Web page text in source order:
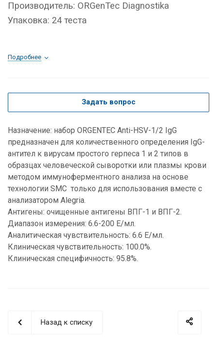
Производитель: ORGenTec Diagnostika
Упаковка: 24 теста
Подробнее
Задать вопрос
Назначение: набор ORGENTEC Anti-HSV-1/2 IgG
предназначен для количественного определения IgG-
антител к вирусам простого герпеса 1 и 2 типов в
образцах человеческой сыворотки или плазмы крови
методом иммуноферментного анализа на основе
технологии SMC только для использования вместе с
анализатором Alegria.
Антигены: очищенные антигены ВПГ-1 и ВПГ-2.
Диапазон измерения: 6.6-200 Е/мл.
Аналитическая чувствительность: 6.6 Е/мл.
Клиническая чувствительность: 100.0%.
Клиническая специфичность: 95.8%.
Назад к списку